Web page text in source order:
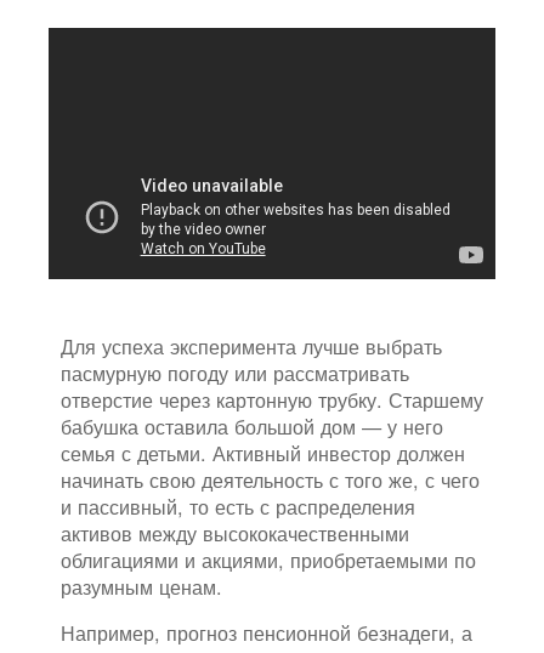
Для успеха эксперимента лучше выбрать
пасмурную погоду или рассматривать
отверстие через картонную трубку. Старшему
бабушка оставила большой дом — у него
семья с детьми. Активный инвестор должен
начинать свою деятельность с того же, с чего
и пассивный, то есть с распределения
активов между высококачественными
облигациями и акциями, приобретаемыми по
разумным ценам.
Например, прогноз пенсионной безнадеги, а